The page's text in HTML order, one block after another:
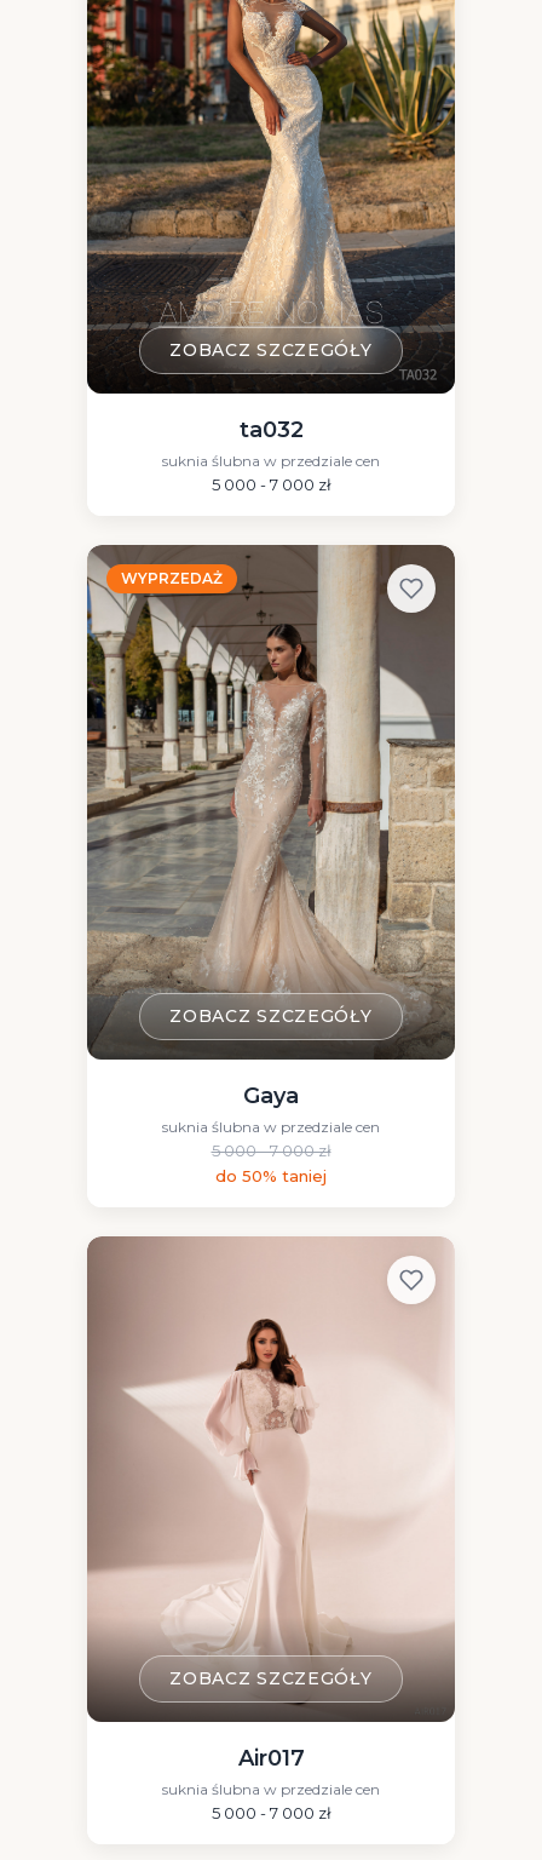
ZOBACZ SZCZEGÓŁY
ta032
suknia ślubna w przedziale cen
5 000 - 7 000 zł
WYPRZEDAŻ
ZOBACZ SZCZEGÓŁY
Gaya
suknia ślubna w przedziale cen
5 000 - 7 000 zł
do 50% taniej
ZOBACZ SZCZEGÓŁY
Air017
suknia ślubna w przedziale cen
5 000 - 7 000 zł